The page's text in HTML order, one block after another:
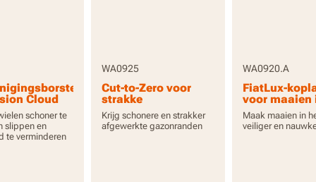
Cloud
schoner te
slippen en
te verminderen
WA0925
Cut-to-Zero voor
strakke
gazonranden met
Vision Cloud
Krijg schonere en strakker
afgewerkte gazonranden
WA0920.A
FiatLux-
voor maaien
donker met
Cloud
Maak maaien in
veiliger en